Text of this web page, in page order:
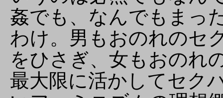
姦でも、なんでもまっ
わけ。男もおのれのセ
をひさぎ、女もおのれ
最大限に活かしてセク